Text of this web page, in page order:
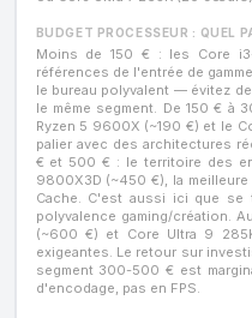
BUDGET PROCESSEUR : QUEL
Moins de 150 € : les Core
références de l'entrée de
le bureau polyvalent — évitez
le même segment. De 150 € à
Ryzen 5 9600X (~190 €) et le
palier avec des architectures
€ et 500 € : le territoire des
9800X3D (~450 €), la
Cache. C'est aussi ici que se
polyvalence gaming/création.
(~600 €) et Core Ultra 9
exigeantes. Le retour sur
segment 300-500 € est
d'encodage, pas en FPS.